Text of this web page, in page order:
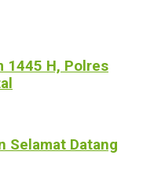
1445 H, Polres
Selamat Datang